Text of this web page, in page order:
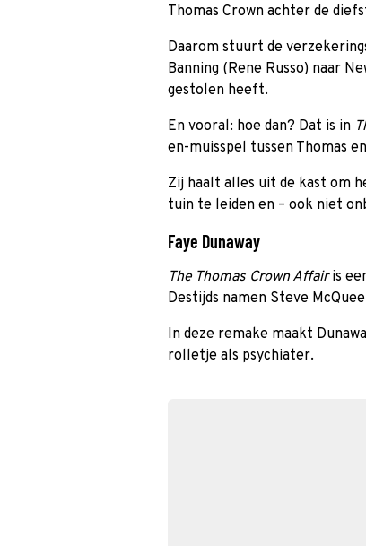
Thomas Crown achter de
Daarom stuurt de
Banning (Rene Russo) naar
gestolen heeft.
En vooral: hoe dan? Dat is in
en-muisspel tussen Thomas
Zij haalt alles uit de kast om
tuin te leiden en – ook niet
Faye Dunaway
The Thomas Crown Affairis
Destijds namen Steve
In deze remake maakt
rolletje als psychiater.